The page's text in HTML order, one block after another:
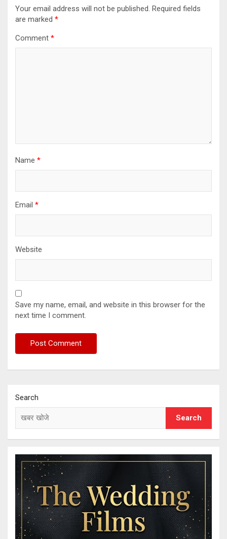
Your email address will not be published. Required fields
are marked *
Comment *
Name *
Email *
Website
Save my name, email, and website in this browser for the
next time I comment.
Search
Search